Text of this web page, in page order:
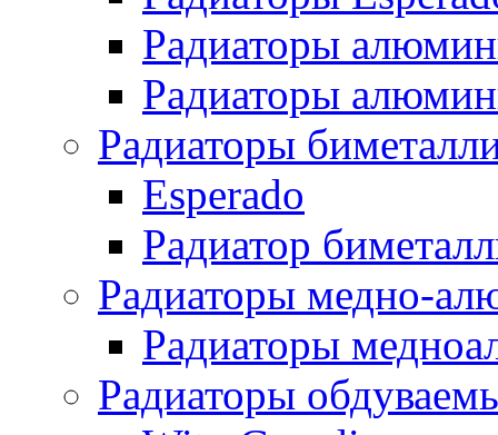
Радиаторы
Радиаторы
Радиаторы
Esperado
Радиатор
Радиаторы медно-
Радиаторы
Радиаторы